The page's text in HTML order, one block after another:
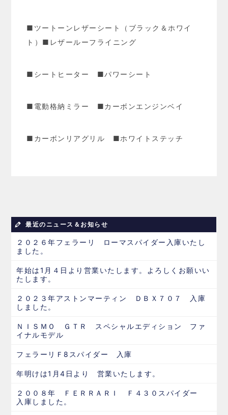
■ツートーンレザーシート（ブラック＆ホワイ
ト）■レザールーフライニング
■シートヒーター ■パワーシート
■電動格納ミラー ■カーボンエンジンベイ
■カーボンリアグリル ■ホワイトステッチ
最近のニュース＆お知らせ
２０２６年フェラーリ ローマスパイダー入庫いたし
ました。
年始は1月４日より営業いたします。よろしくお願いい
たします。
２０２３年アストンマーティン ＤＢＸ７０７ 入庫
しました。
ＮＩＳＭＯ ＧＴＲ スペシャルエディション ファ
イナルモデル
フェラーリＦ8スパイダー 入庫
年明けは1月4日より 営業いたします。
２００８年 ＦＥＲＲＡＲＩ Ｆ４３０スパイダー
入庫しました。